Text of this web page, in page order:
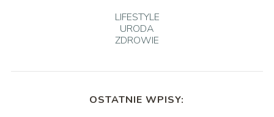
LIFESTYLE
URODA
ZDROWIE
OSTATNIE WPISY: